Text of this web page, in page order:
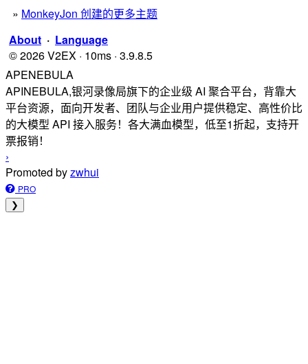
» MonkeyJon 创建的更多主题
About · Language
© 2026 V2EX · 10ms · 3.9.8.5
APENEBULA
APINEBULA,银河录像局旗下的企业级 AI 聚合平台，背靠大
平台资源，面向开发者、团队与企业用户提供稳定、高性价比
的大模型 API 接入服务！各大满血模型，低至1折起，支持开
票报销！
›
Promoted byzwhui
PRO
❯